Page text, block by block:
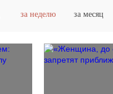
за неделю за месяц